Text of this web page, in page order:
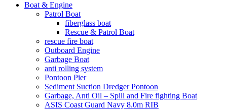
Boat & Engine
Patrol Boat
fiberglass boat
Rescue & Patrol Boat
rescue fire boat
Outboard Engine
Garbage Boat
anti rolling system
Pontoon Pier
Sediment Suction Dredger Pontoon
Garbage, Anti Oil – Spill and Fire fighting Boat
ASIS Coast Guard Navy 8.0m RIB